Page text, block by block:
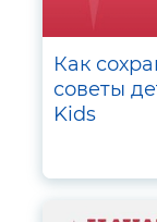
Как
советы
Kids